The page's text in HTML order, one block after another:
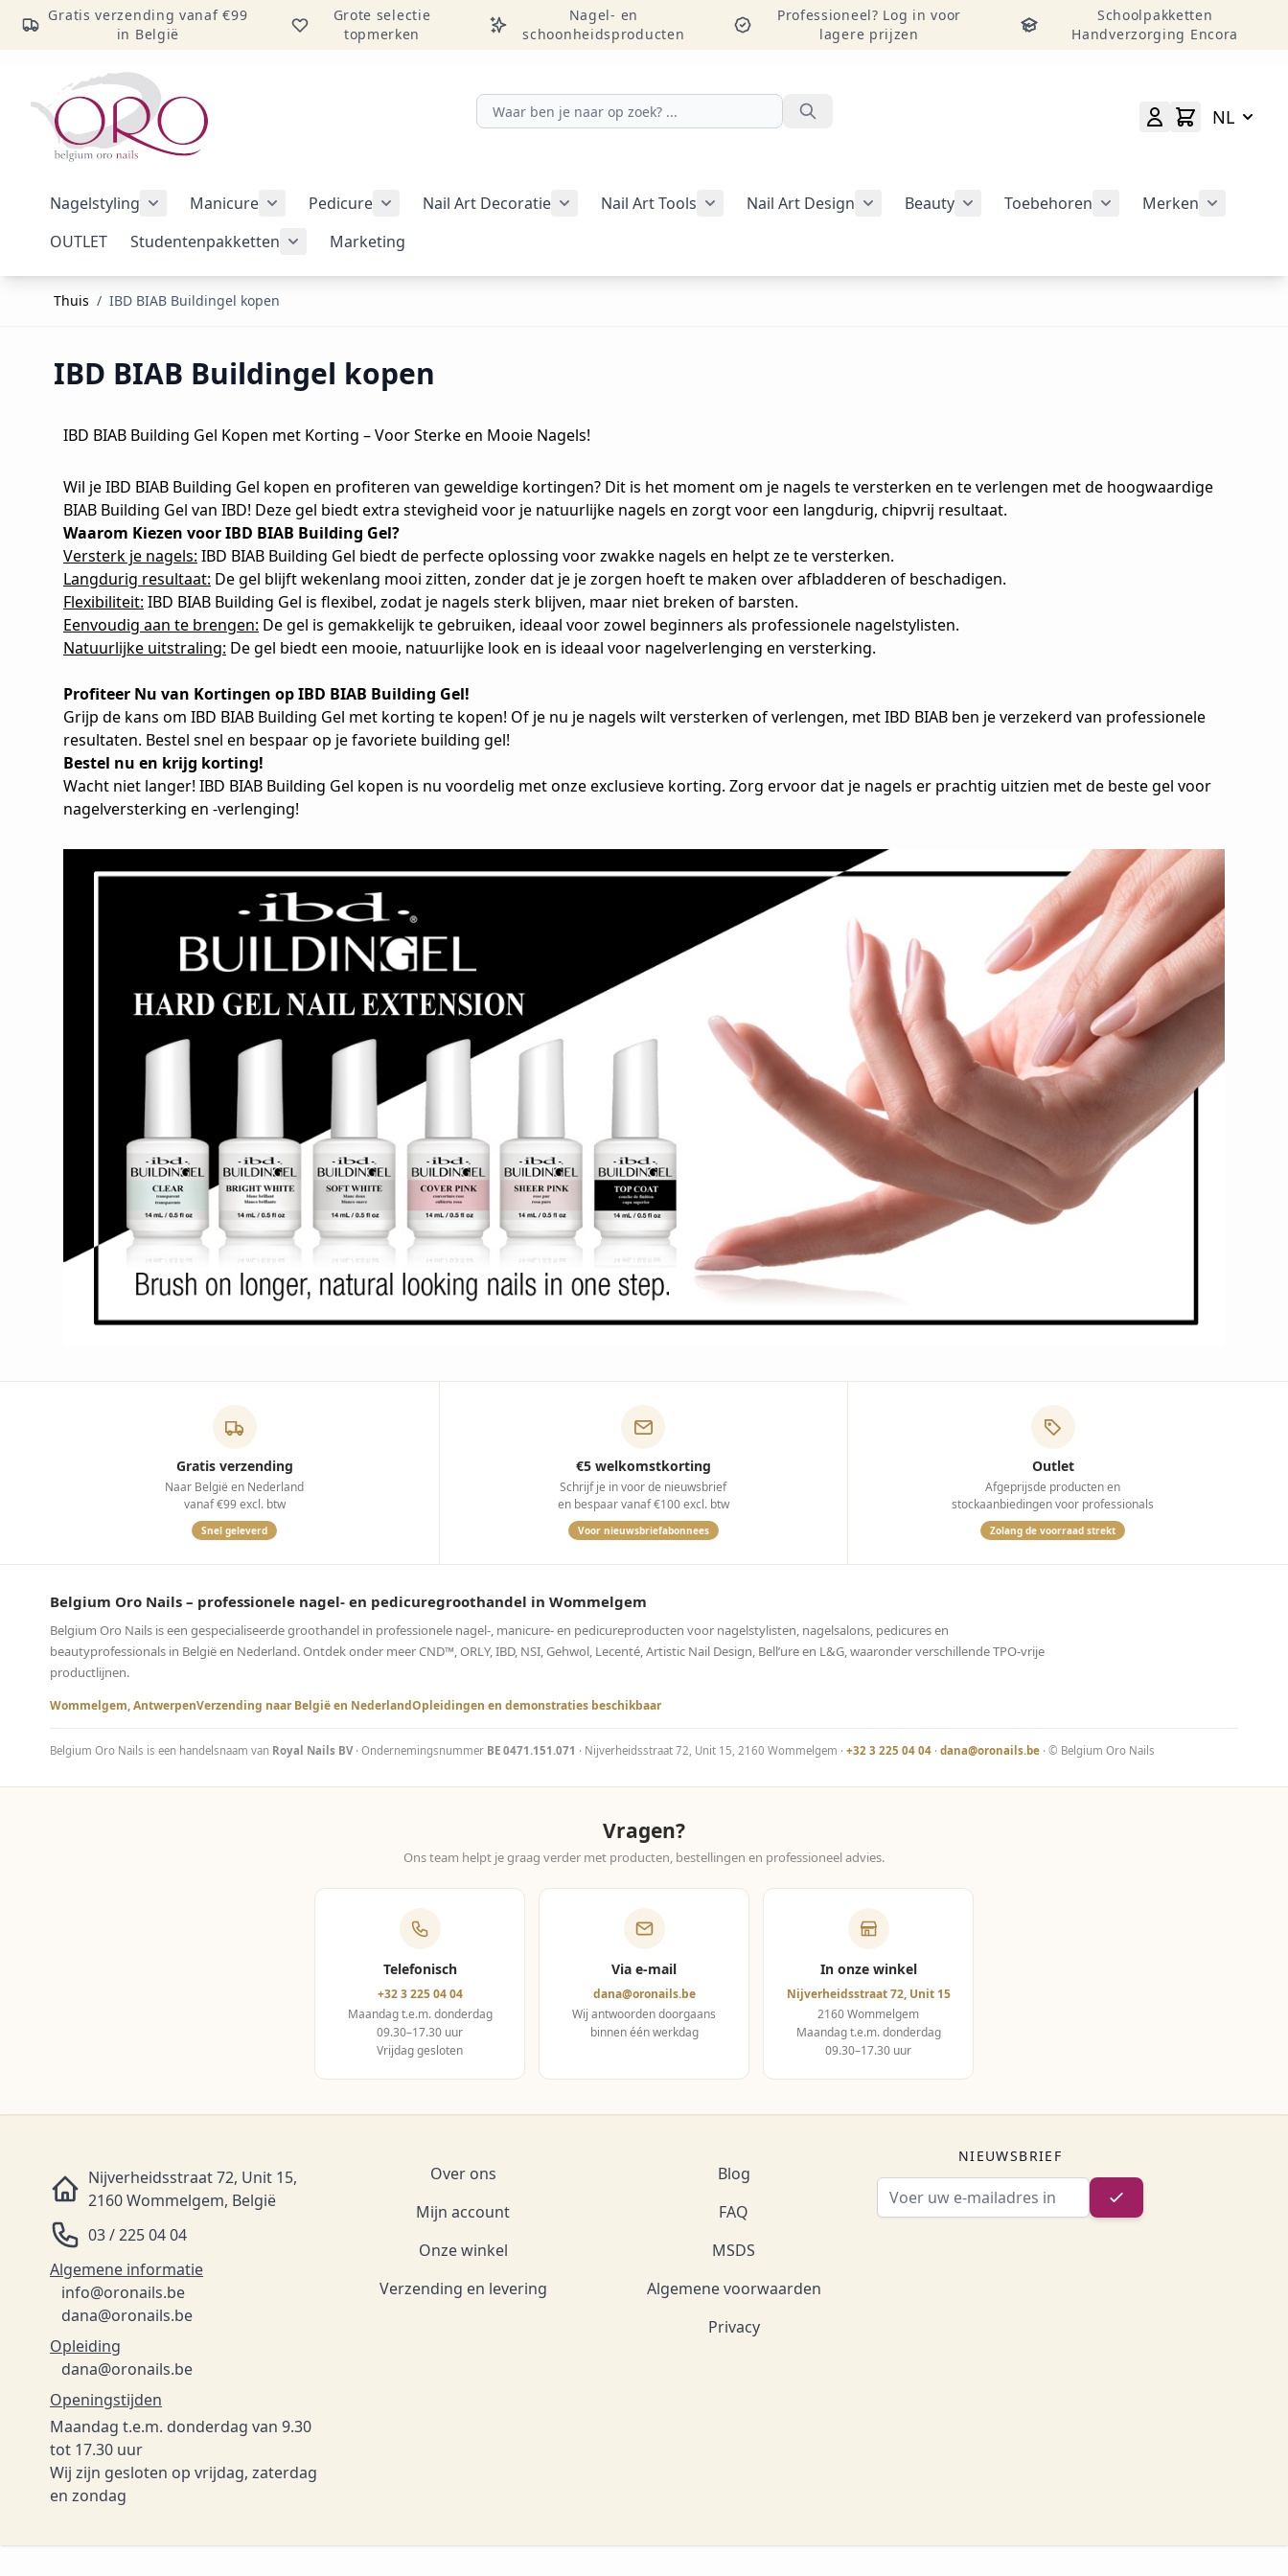
Gratis verzending vanaf €99
in België
Grote selectie
topmerken
Nagel- en
schoonheidsproducten
Professioneel? Log in voor
lagere prijzen
Schoolpakketten
Handverzorging Encora
Ga naar inhoud
Zoeken
NL
Nagelstyling
Manicure
Pedicure
Nail Art Decoratie
Nail Art Tools
Nail Art Design
Beauty
Toebehoren
Merken
OUTLET
Studentenpakketten
Marketing
Thuis / IBD BIAB Buildingel kopen
IBD BIAB Buildingel kopen
IBD BIAB Building Gel Kopen met Korting – Voor Sterke en Mooie Nagels!
Wil je IBD BIAB Building Gel kopen en profiteren van geweldige kortingen? Dit is het moment om je nagels te versterken en te verlengen met de hoogwaardige
BIAB Building Gel van IBD! Deze gel biedt extra stevigheid voor je natuurlijke nagels en zorgt voor een langdurig, chipvrij resultaat.
Waarom Kiezen voor IBD BIAB Building Gel?
Versterk je nagels: IBD BIAB Building Gel biedt de perfecte oplossing voor zwakke nagels en helpt ze te versterken.
Langdurig resultaat: De gel blijft wekenlang mooi zitten, zonder dat je je zorgen hoeft te maken over afbladderen of beschadigen.
Flexibiliteit: IBD BIAB Building Gel is flexibel, zodat je nagels sterk blijven, maar niet breken of barsten.
Eenvoudig aan te brengen: De gel is gemakkelijk te gebruiken, ideaal voor zowel beginners als professionele nagelstylisten.
Natuurlijke uitstraling: De gel biedt een mooie, natuurlijke look en is ideaal voor nagelverlenging en versterking.
Profiteer Nu van Kortingen op IBD BIAB Building Gel!
Grijp de kans om IBD BIAB Building Gel met korting te kopen! Of je nu je nagels wilt versterken of verlengen, met IBD BIAB ben je verzekerd van professionele
resultaten. Bestel snel en bespaar op je favoriete building gel!
Bestel nu en krijg korting!
Wacht niet langer! IBD BIAB Building Gel kopen is nu voordelig met onze exclusieve korting. Zorg ervoor dat je nagels er prachtig uitzien met de beste gel voor
nagelversterking en -verlenging!
Gratis verzending
Naar België en Nederland
vanaf €99 excl. btw
Snel geleverd
€5 welkomstkorting
Schrijf je in voor de nieuwsbrief
en bespaar vanaf €100 excl. btw
Voor nieuwsbriefabonnees
Outlet
Afgeprijsde producten en
stockaanbiedingen voor professionals
Zolang de voorraad strekt
Belgium Oro Nails – professionele nagel- en pedicuregroothandel in Wommelgem
Belgium Oro Nails is een gespecialiseerde groothandel in professionele nagel-, manicure- en pedicureproducten voor nagelstylisten, nagelsalons, pedicures en
beautyprofessionals in België en Nederland. Ontdek onder meer CND™, ORLY, IBD, NSI, Gehwol, Lecenté, Artistic Nail Design, Bell’ure en L&G, waaronder verschillende TPO-vrije
productlijnen.
Wommelgem, AntwerpenVerzending naar België en NederlandOpleidingen en demonstraties beschikbaar
Belgium Oro Nails is een handelsnaam van Royal Nails BV· Ondernemingsnummer BE 0471.151.071 · Nijverheidsstraat 72, Unit 15, 2160 Wommelgem · +32 3 225 04 04 · dana@oronails.be · © Belgium Oro Nails
Vragen?
Ons team helpt je graag verder met producten, bestellingen en professioneel advies.
Telefonisch
+32 3 225 04 04
Maandag t.e.m. donderdag
09.30–17.30 uur
Vrijdag gesloten
Via e-mail
dana@oronails.be
Wij antwoorden doorgaans
binnen één werkdag
In onze winkel
Nijverheidsstraat 72, Unit 15
2160 Wommelgem
Maandag t.e.m. donderdag
09.30–17.30 uur
Nijverheidsstraat 72, Unit 15,
2160 Wommelgem, België
03 / 225 04 04
Algemene informatie
info@oronails.be
dana@oronails.be
Opleiding
dana@oronails.be
Openingstijden
Maandag t.e.m. donderdag van 9.30
tot 17.30 uur
Wij zijn gesloten op vrijdag, zaterdag
en zondag
Over ons
Mijn account
Onze winkel
Verzending en levering
Blog
FAQ
MSDS
Algemene voorwaarden
Privacy
NIEUWSBRIEF
E-mailadres